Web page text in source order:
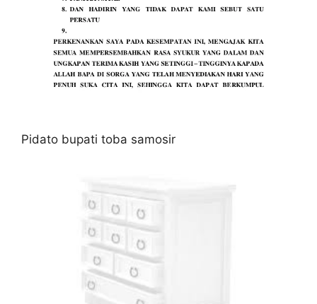
Pidato bupati toba samosir